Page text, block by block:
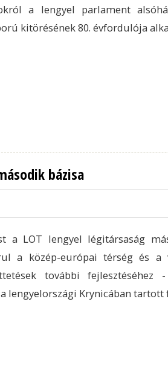
a lengyel parlament
kitörésének 80. évfordulója
bázisa
a LOT lengyel légitársaság
a közép-európai térség és
további
lengyelországi Krynicában